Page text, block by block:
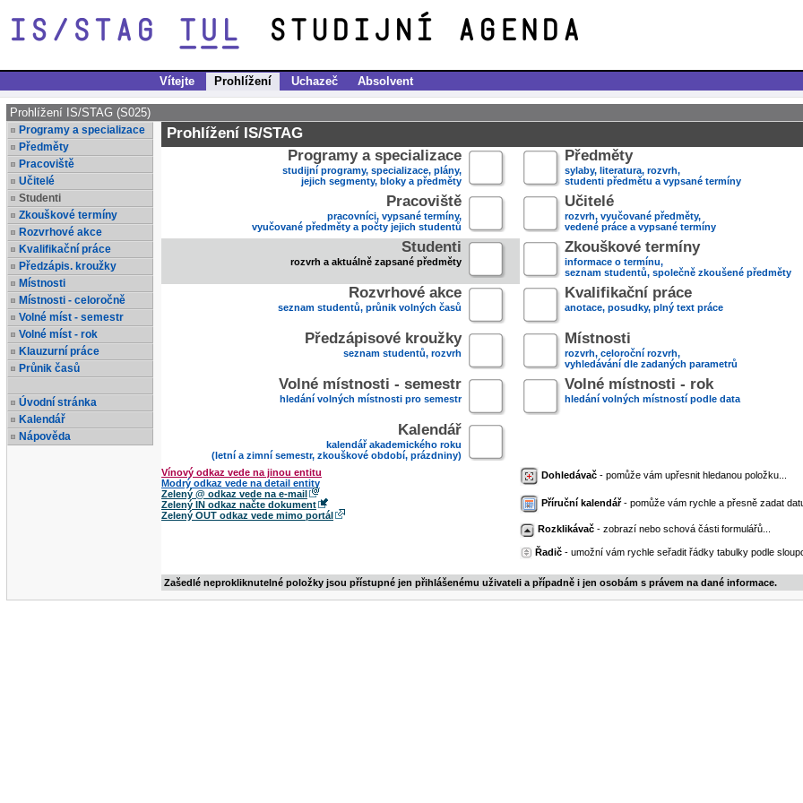
Vítejte Prohlížení Uchazeč Absolvent
Prohlížení IS/STAG (S025)
Programy a specializace
Předměty
Pracoviště
Učitelé
Studenti
Zkouškové termíny
Rozvrhové akce
Kvalifikační práce
Předzápis. kroužky
Místnosti
Místnosti - celoročně
Volné míst - semestr
Volné míst - rok
Klauzurní práce
Průnik časů
Úvodní stránka
Kalendář
Nápověda
Prohlížení IS/STAG
Programy a specializace
studijní programy, specializace, plány,
jejich segmenty, bloky a předměty
Předměty
sylaby, literatura, rozvrh,
studenti předmětu a vypsané termíny
Pracoviště
pracovníci, vypsané termíny,
vyučované předměty a počty jejich studentů
Učitelé
rozvrh, vyučované předměty,
vedené práce a vypsané termíny
Studenti
rozvrh a aktuálně zapsané předměty
Zkouškové termíny
informace o termínu,
seznam studentů, společně zkoušené předměty
Rozvrhové akce
seznam studentů, průnik volných časů
Kvalifikační práce
anotace, posudky, plný text práce
Předzápisové kroužky
seznam studentů, rozvrh
Místnosti
rozvrh, celoroční rozvrh,
vyhledávání dle zadaných parametrů
Volné místnosti - semestr
hledání volných místnosti pro semestr
Volné místnosti - rok
hledání volných místností podle data
Kalendář
kalendář akademického roku
(letní a zimní semestr, zkouškové období, prázdniny)
Vínový odkaz vede na jinou entitu
Modrý odkaz vede na detail entity
Zelený @ odkaz vede na e-mail
Zelený IN odkaz načte dokument
Zelený OUT odkaz vede mimo portál
Dohledávač - pomůže vám upřesnit hledanou položku...
Příruční kalendář- pomůže vám rychle a přesně zadat
Rozklikávač - zobrazí nebo schová části formulářů...
Řadič - umožní vám rychle seřadit řádky tabulky podle
Zašedlé neprokliknutelné položky jsou přístupné jen přihlášenému uživateli a případně i jen osobám s právem na dané informace.